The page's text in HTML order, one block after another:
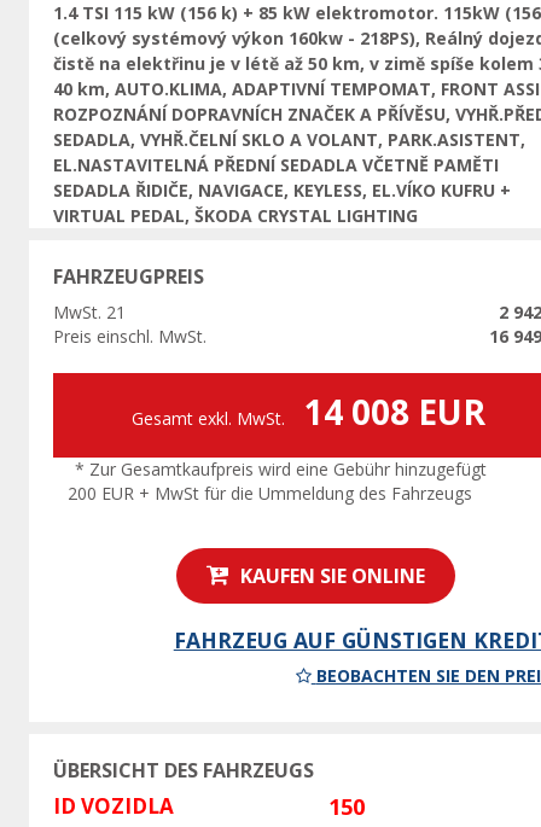
1.4 TSI 115 kW (156 k) + 85 kW elektromotor. 115kW
(celkový systémový výkon 160kw - 218PS), Reálný
čistě na elektřinu je v létě až 50 km, v zimě spíše kolem
40 km, AUTO.KLIMA, ADAPTIVNÍ TEMPOMAT, FRONT
ROZPOZNÁNÍ DOPRAVNÍCH ZNAČEK A PŘÍVĚSU,
SEDADLA, VYHŘ.ČELNÍ SKLO A VOLANT, PARK.ASISTENT,
EL.NASTAVITELNÁ PŘEDNÍ SEDADLA VČETNĚ PAMĚTI
SEDADLA ŘIDIČE, NAVIGACE, KEYLESS, EL.VÍKO KUFRU +
VIRTUAL PEDAL, ŠKODA CRYSTAL LIGHTING
FAHRZEUGPREIS
MwSt. 21
2
Preis einschl. MwSt.
16
Gesamt exkl. MwSt. 14 008 EUR
* Zur Gesamtkaufpreis wird eine Gebühr hinzugefügt
200 EUR + MwSt für die Ummeldung des Fahrzeugs
KAUFEN SIE ONLINE
FAHRZEUG AUF GÜNSTIGEN
BEOBACHTEN SIE DEN
ÜBERSICHT DES FAHRZEUGS
ID VOZIDLA 150